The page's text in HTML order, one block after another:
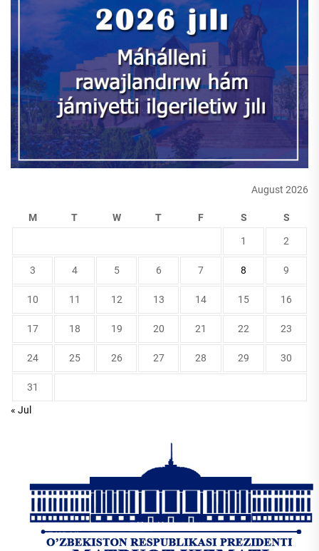
August 2026
M T W T F S S
1 2
3 4 5 6 7 8 9
10 11 12 13 14 15 16
17 18 19 20 21 22 23
24 25 26 27 28 29 30
31
« Jul